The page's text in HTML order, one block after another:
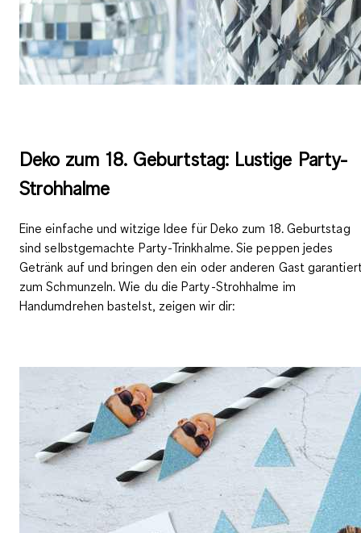
Deko zum 18. Geburtstag: Lustige Party-
Strohhalme
Eine einfache undwitzige Idee für Deko zum 18. Geburtstag
sind selbstgemachte Party-Trinkhalme. Siepeppen jedes
Getränk aufund bringen den ein oder anderen Gast
zum Schmunzeln. Wie du die Party-Strohhalme im
Handumdrehen bastelst, zeigen wir dir: